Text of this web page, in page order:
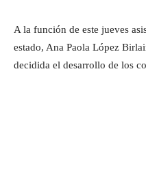
A la función de este jueves
estado, Ana Paola López
decidida el desarrollo de los